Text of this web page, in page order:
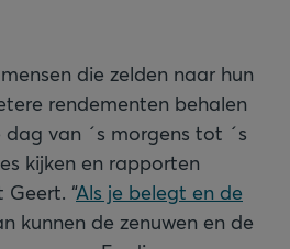
die zelden naar hun
rendementen behalen
van ´s morgens tot ´s
kijken en rapporten
“Als je belegt en de
kunnen de zenuwen en de